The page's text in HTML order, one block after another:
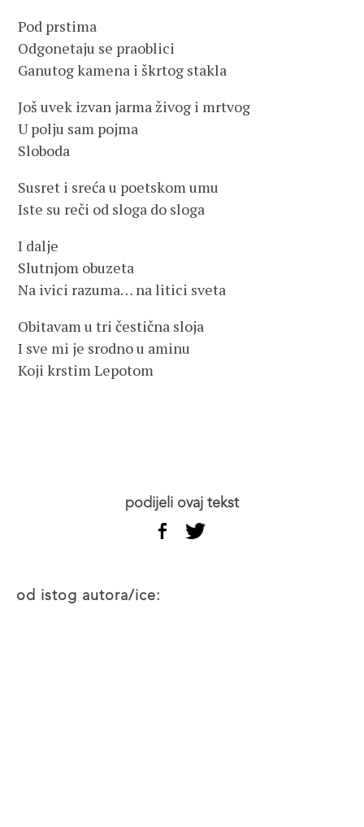
Pod prstima
Odgonetaju se praoblici
Ganutog kamena i škrtog stakla
Još uvek izvan jarma živog i mrtvog
U polju sam pojma
Sloboda
Susret i sreća u poetskom umu
Iste su reči od sloga do sloga
I dalje
Slutnjom obuzeta
Na ivici razuma… na litici sveta
Obitavam u tri čestična sloja
I sve mi je srodno u aminu
Koji krstim Lepotom
podijeli ovaj tekst
od istog autora/ice: